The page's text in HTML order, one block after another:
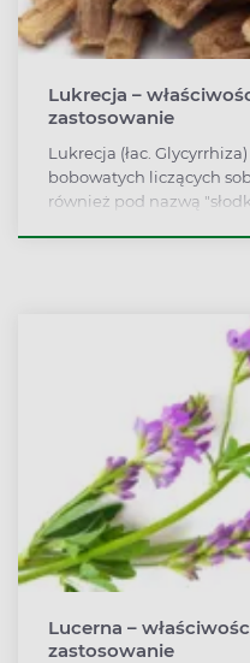
Lukrecja –
zastosowanie
Lukrecja (łac.
bobowatych liczących
również pod nazwą
zapalnych. Ponadto
w produkcji past
antycellulitowych, a
przebarwienia skóry.
Lucerna –
zastosowanie